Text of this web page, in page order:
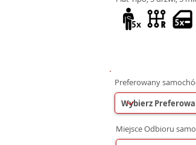
Preferowany
Miejsce Odbioru